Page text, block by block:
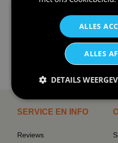
SERVICE EN INFO
Reviews
ALLES
ALLES
DETAILS